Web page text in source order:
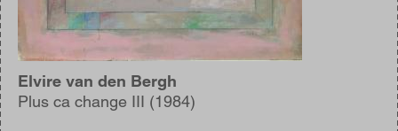
Elvire van den Bergh
Plus ca change III (1984)